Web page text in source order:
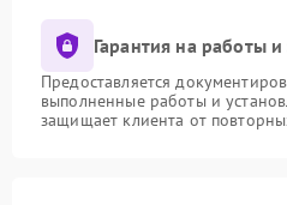
Гарантия на работы и
Предоставляется
выполненные работы и
защищает клиента от